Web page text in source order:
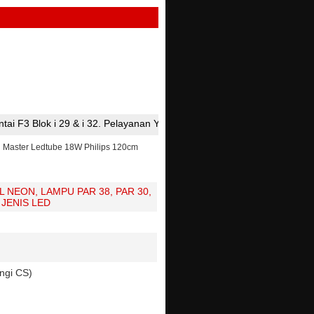
32. Pelayanan Yang Ramah Dan Harga Bersaing Adalah Moto
Master Ledtube 18W Philips 120cm
NEON, LAMPU PAR 38, PAR 30,
LED
CS)